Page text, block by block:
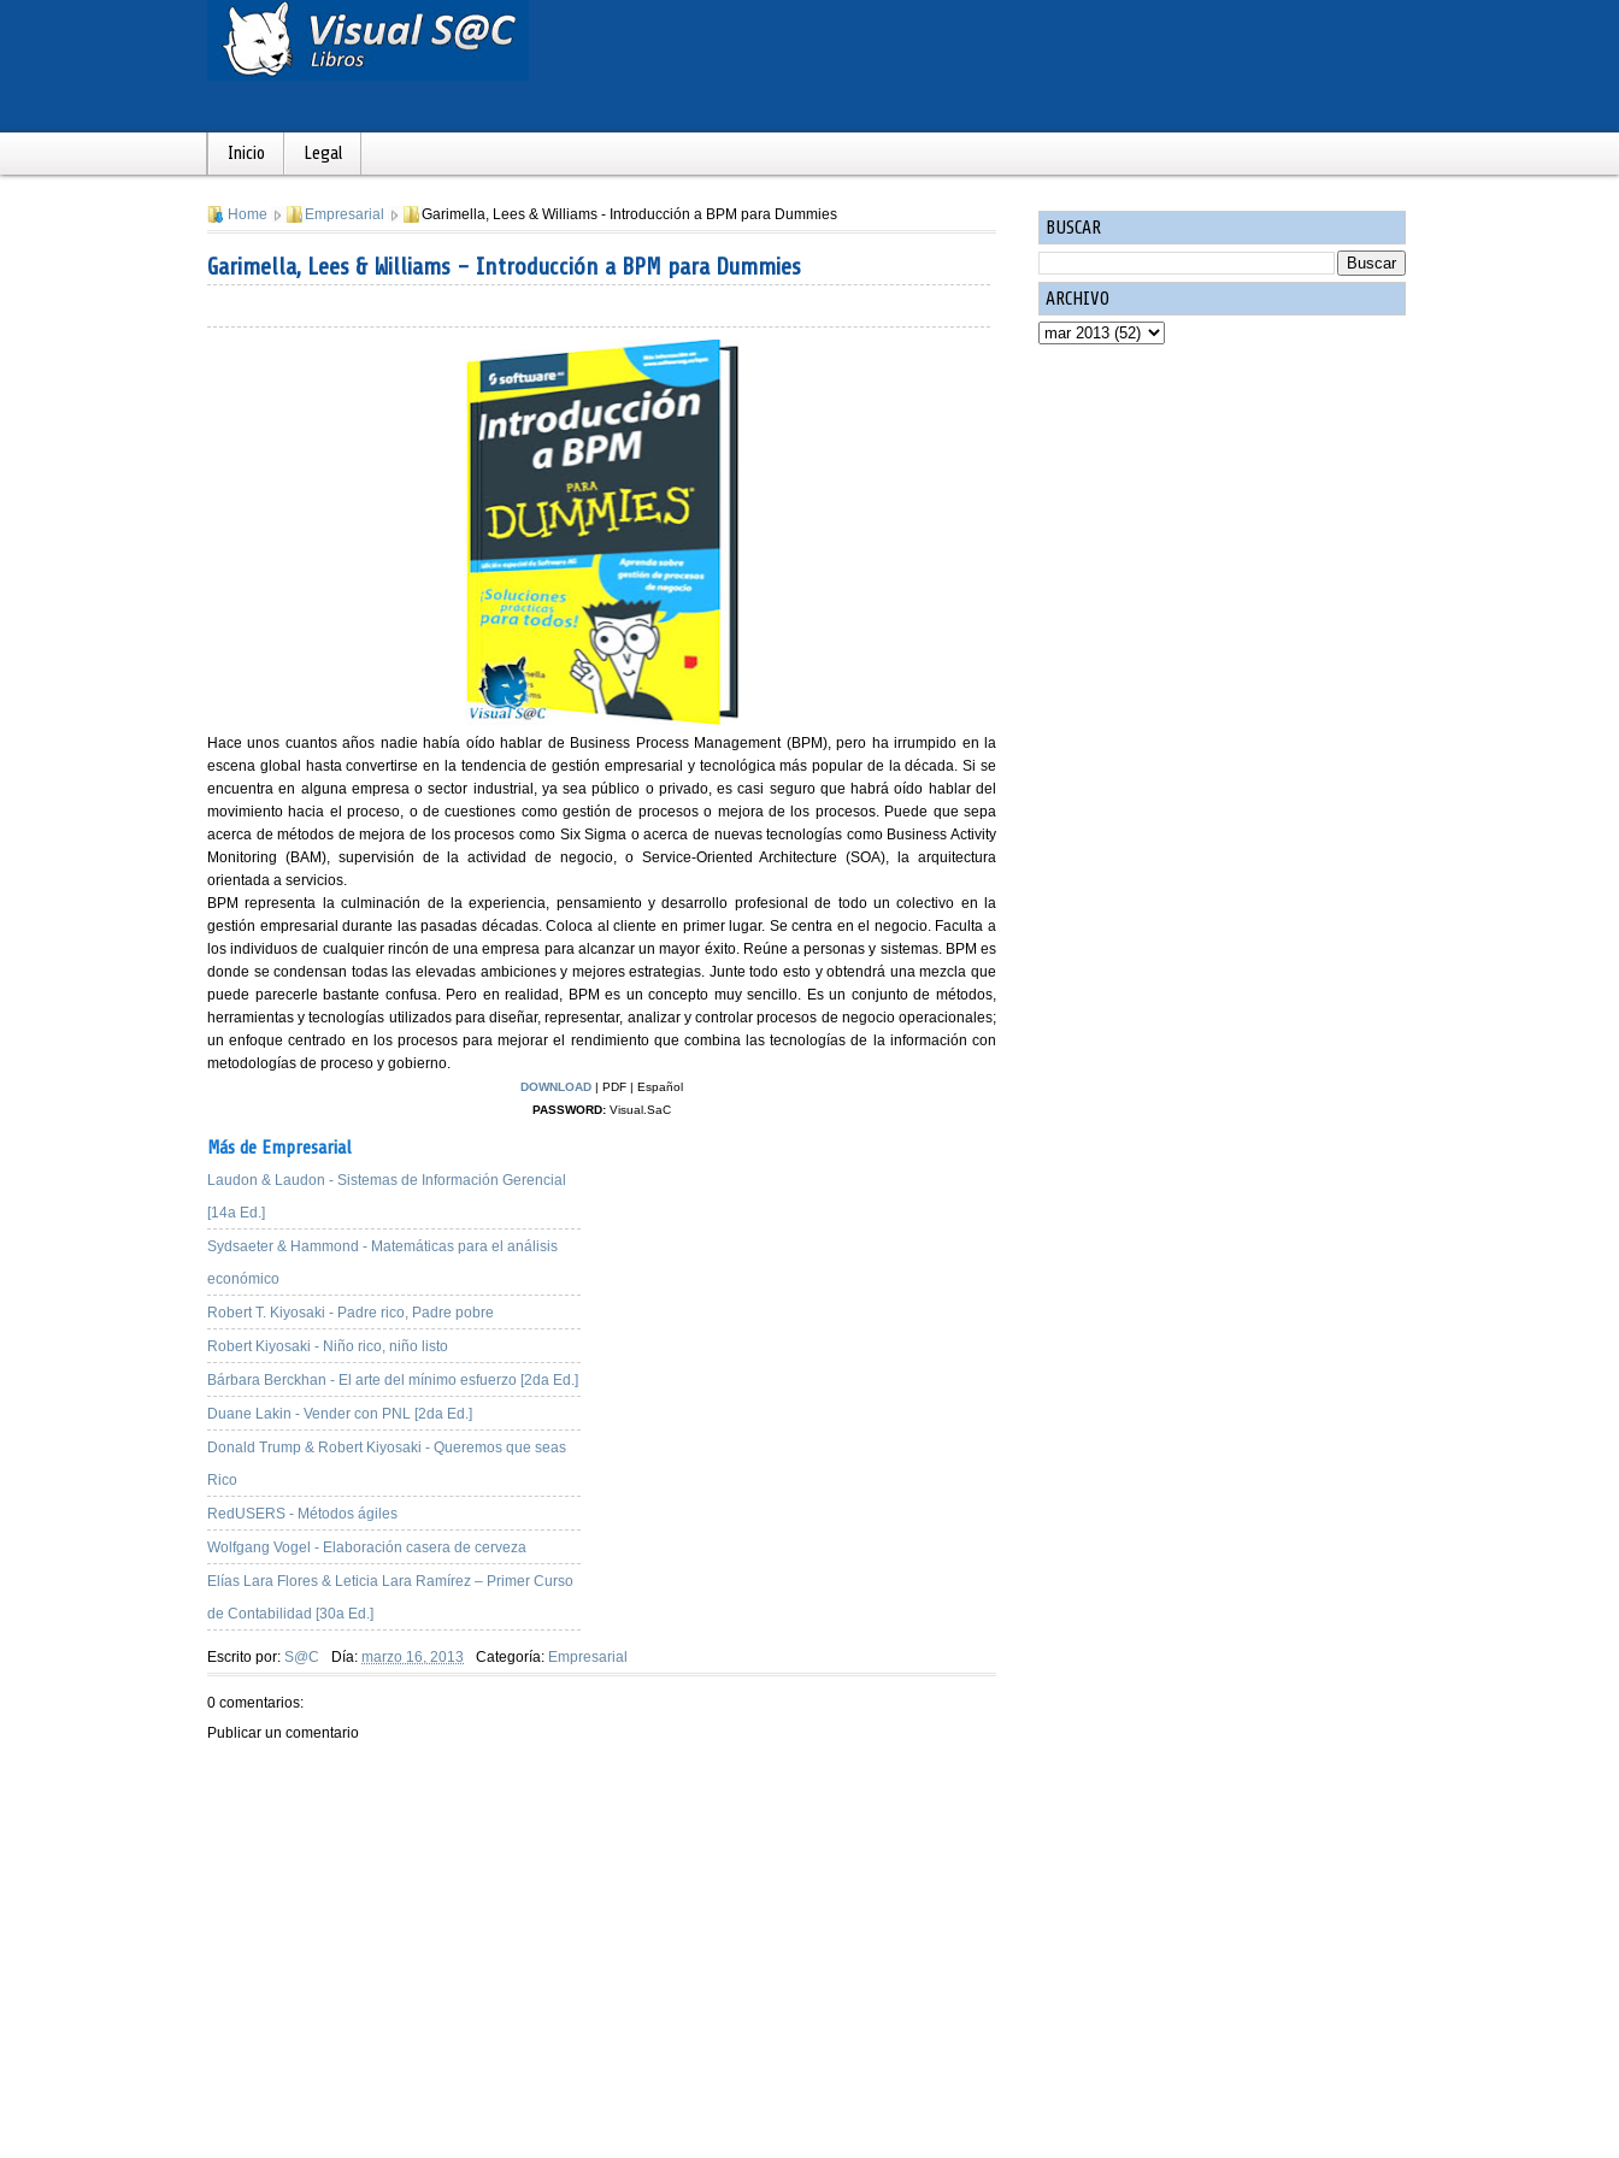
Inicio Legal
Home Empresarial Garimella, Lees & Williams - Introducción a BPM para Dummies
Garimella, Lees & Williams - Introducción a BPM para Dummies
Hace unos cuantos años nadie había oído hablar de Business Process Management (BPM), pero ha irrumpido en la
escena global hasta convertirse en la tendencia de gestión empresarial y tecnológica más popular de la década. Si se
encuentra en alguna empresa o sector industrial, ya sea público o privado, es casi seguro que habrá oído hablar del
movimiento hacia el proceso, o de cuestiones como gestión de procesos o mejora de los procesos. Puede que sepa
acerca de métodos de mejora de los procesos como Six Sigma o acerca de nuevas tecnologías como Business Activity
Monitoring (BAM), supervisión de la actividad de negocio, o Service-Oriented Architecture (SOA), la arquitectura
orientada a servicios.
BPM representa la culminación de la experiencia, pensamiento y desarrollo profesional de todo un colectivo en la
gestión empresarial durante las pasadas décadas. Coloca al cliente en primer lugar. Se centra en el negocio. Faculta a
los individuos de cualquier rincón de una empresa para alcanzar un mayor éxito. Reúne a personas y sistemas. BPM es
donde se condensan todas las elevadas ambiciones y mejores estrategias. Junte todo esto y obtendrá una mezcla que
puede parecerle bastante confusa. Pero en realidad, BPM es un concepto muy sencillo. Es un conjunto de métodos,
herramientas y tecnologías utilizados para diseñar, representar, analizar y controlar procesos de negocio operacionales;
un enfoque centrado en los procesos para mejorar el rendimiento que combina las tecnologías de la información con
metodologías de proceso y gobierno.
DOWNLOAD | PDF | Español
PASSWORD: Visual.SaC
Más de Empresarial
Laudon & Laudon - Sistemas de Información Gerencial
[14a Ed.]
Sydsaeter & Hammond - Matemáticas para el análisis
económico
Robert T. Kiyosaki - Padre rico, Padre pobre
Robert Kiyosaki - Niño rico, niño listo
Bárbara Berckhan - El arte del mínimo esfuerzo [2da Ed.]
Duane Lakin - Vender con PNL [2da Ed.]
Donald Trump & Robert Kiyosaki - Queremos que seas
Rico
RedUSERS - Métodos ágiles
Wolfgang Vogel - Elaboración casera de cerveza
Elías Lara Flores & Leticia Lara Ramírez – Primer Curso
de Contabilidad [30a Ed.]
Escrito por: S@C Día: marzo 16, 2013 Categoría: Empresarial
0 comentarios:
Publicar un comentario
BUSCAR
ARCHIVO